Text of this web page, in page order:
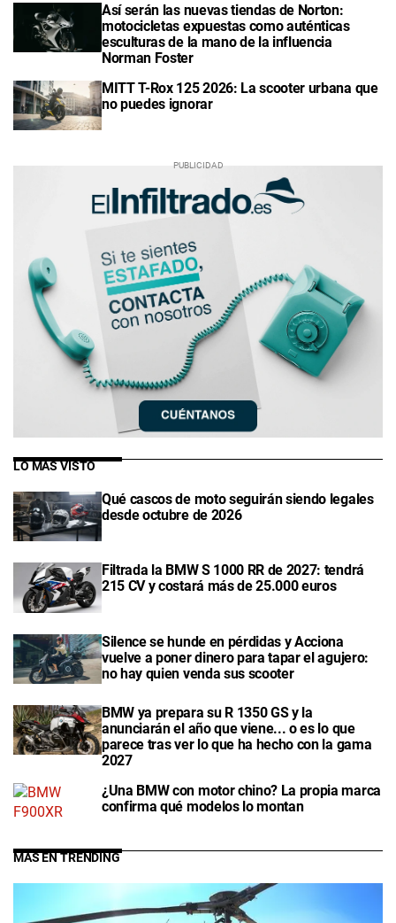
Así serán las nuevas tiendas de Norton:
motocicletas expuestas como auténticas
esculturas de la mano de la influencia
Norman Foster
MITT T-Rox 125 2026: La scooter urbana que
no puedes ignorar
LO MÁS VISTO
Qué cascos de moto seguirán siendo legales
desde octubre de 2026
Filtrada la BMW S 1000 RR de 2027: tendrá
215 CV y costará más de 25.000 euros
Silence se hunde en pérdidas y Acciona
vuelve a poner dinero para tapar el agujero:
no hay quien venda sus scooter
BMW ya prepara su R 1350 GS y la
anunciarán el año que viene... o es lo que
parece tras ver lo que ha hecho con la gama
2027
¿Una BMW con motor chino? La propia marca
confirma qué modelos lo montan
MÁS EN TRENDING